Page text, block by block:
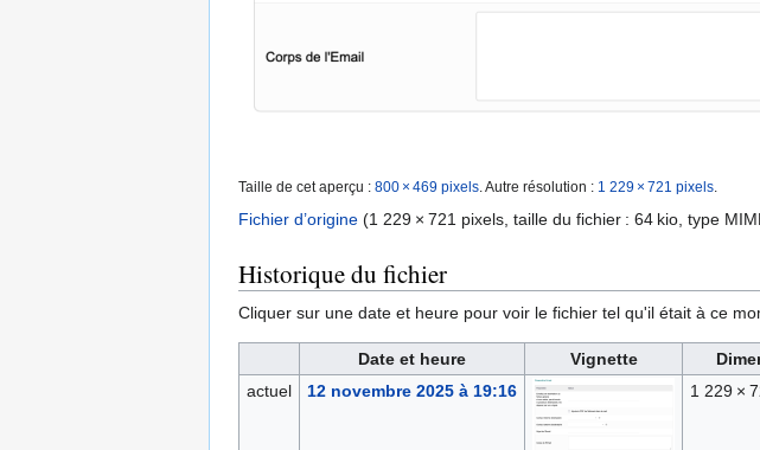
Taille de cet aperçu : 800 × 469 pixels Autre résolution : 1 229 × 721 pixels
Fichier d’origine (1 229 × 721 pixels, taille du fichier : 64 kio, type
Historique du fichier
Cliquer sur une date et heure pour voir le fichier tel qu'il était à ce
Date et heure Vignette
actuel
12 novembre 2025 à 19:16 1 229 ×